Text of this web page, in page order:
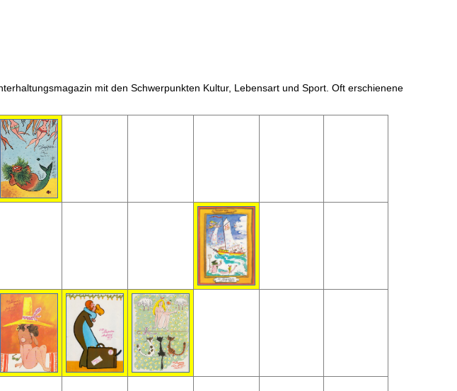
mit den Schwerpunkten Kultur, Lebensart und Sport. Oft erschienene